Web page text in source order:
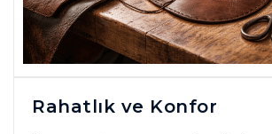
Rahatlık ve Konfor